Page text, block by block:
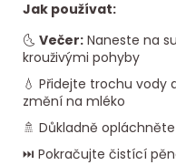
Jak používat:
🌜 Večer: Naneste na
krouživými pohyby
💧 Přidejte trochu vody
změní na mléko
🚿 Důkladně
⏭️ Pokračujte čistící